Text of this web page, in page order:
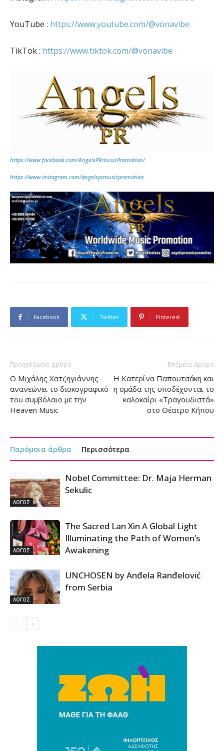
YouTube : https://www.youtube.com/@vonavibe
TikTok : https://www.tiktok.com/@vonavibe
https://www.facebook.com/AngelsPRmusicPromotion/
https://www.instagram.com/angelsprmusicpromotion
Facebook Twitter Pinterest
Προηγούμενο άρθρο
O Μιχάλης Χατζηγιάννης
ανανεώνει το δισκογραφικό
του συμβόλαιο με την
Heaven Music
Επόμενο άρθρο
Η Κατερίνα Παπουτσάκη και
η ομάδα της υποδέχονται το
καλοκαίρι «Τραγουδιστά»
στο Θέατρο Κήπου
Παρόμοια άρθρα Περισσότερα
ΛΟΓΟΣ
Nobel Committee: Dr. Maja Herman
Sekulic
ΛΟΓΟΣ
The Sacred Lan Xin A Global Light
Illuminating the Path of Women’s
Awakening
ΛΟΓΟΣ
UNCHOSEN by Anđela Ranđelović
from Serbia